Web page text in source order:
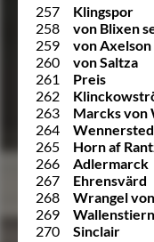
257
Klingspor
258
von Blixen
259
von Axelson
260
von Saltza
261
Preis
262
263
Marcks von
264
265
Horn af
266
Adlermarck
267
Ehrensvärd
268
Wrangel
269
270
Sinclair